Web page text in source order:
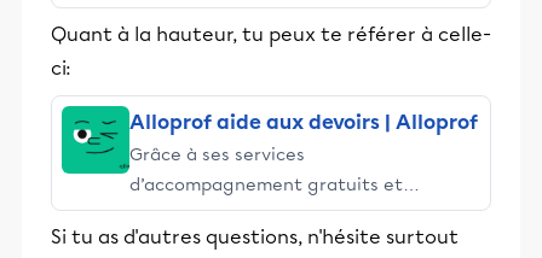
stimulants, Alloprof engage les élèves
et leurs parents dans la réussite
Quant à la hauteur, tu peux te référer à celle-
ci:
Alloprof aide aux devoirs | Alloprof
Grâce à ses services
d’accompagnement gratuits et
stimulants, Alloprof engage les élèves
et leurs parents dans la réussite
Si tu as d'autres questions, n'hésite surtout